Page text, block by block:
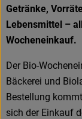
Getränke,
Lebensmittel –
Wocheneinkauf.
Der Bio-
Bäckerei und
Bestellung
sich der Einkauf